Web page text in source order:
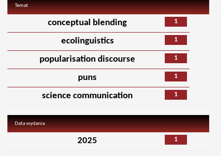
Temat
1
conceptual blending
1
ecolinguistics
1
popularisation discourse
1
puns
1
science communication
Data wydania
1
2025